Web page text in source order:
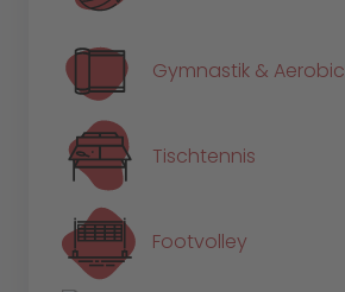
Gymnastik & Aerobic
Tischtennis
Footvolley